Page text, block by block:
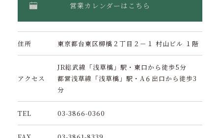
営業カレンダーはこちら
住所 東京都台東区柳橋２丁目２－１ 村山ビル １階
アクセス
JR総武線「浅草橋」駅・東口から徒歩5分
都営浅草線「浅草橋」駅・A６出口から徒歩3
分
TEL 03-3866-0360